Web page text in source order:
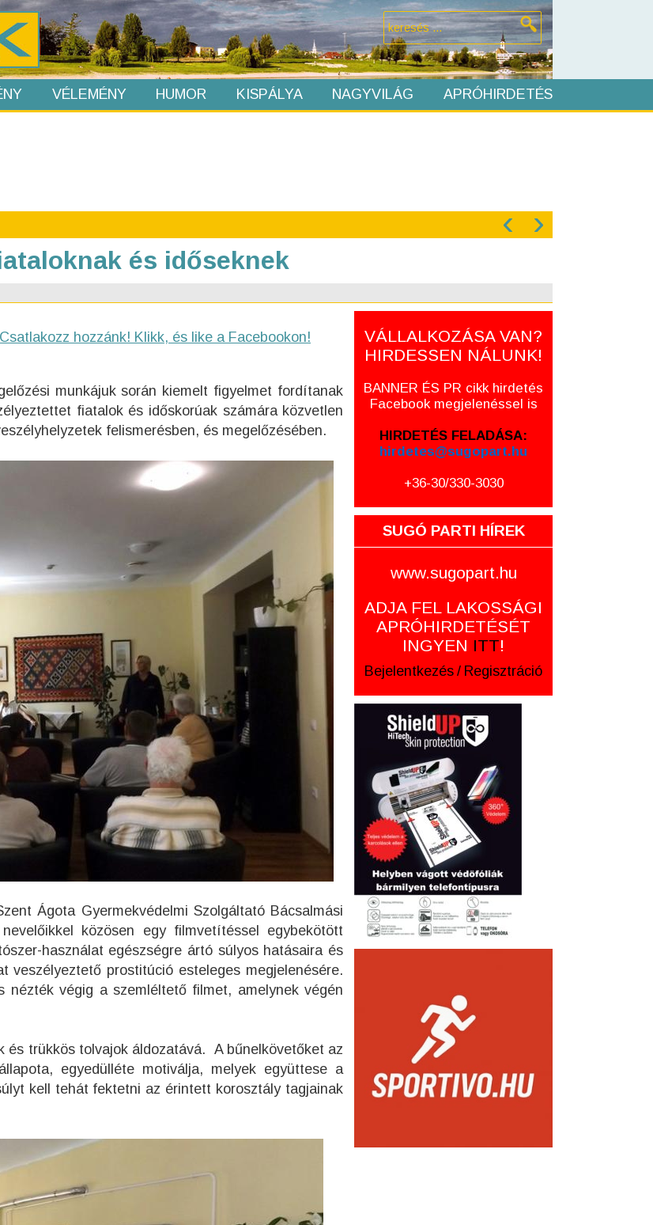
VÉLEMÉNY HUMOR KISPÁLYA NAGYVILÁG APRÓHIRDETÉS
‹ ›
és időseknek
hozzánk! Klikk, és like a Facebookon!
munkájuk során kiemelt figyelmet fordítanak
fiatalok és időskorúak számára közvetlen
felismerésben, és megelőzésében.
Ágota Gyermekvédelmi Szolgáltató Bácsalmási
közösen egy filmvetítéssel egybekötött
használat egészségre ártó súlyos hatásaira és
veszélyeztető prostitúció esteleges megjelenésére.
végig a szemléltető filmet, amelynek végén
és trükkös tolvajok áldozatává. A bűnelkövetőket az
egyedülléte motiválja, melyek együttese a
kell tehát fektetni az érintett korosztály tagjainak
VÁLLALKOZÁSA VAN?
HIRDESSEN NÁLUNK!
BANNER ÉS PR cikk hirdetés
Facebook megjelenéssel is
HIRDETÉS FELADÁSA:
hirdetes@sugopart.hu
+36-30/330-3030
SUGÓ PARTI HÍREK
www.sugopart.hu
ADJA FEL LAKOSSÁGI
APRÓHIRDETÉSÉT
INGYEN ITT!
Bejelentkezés / Regisztráció